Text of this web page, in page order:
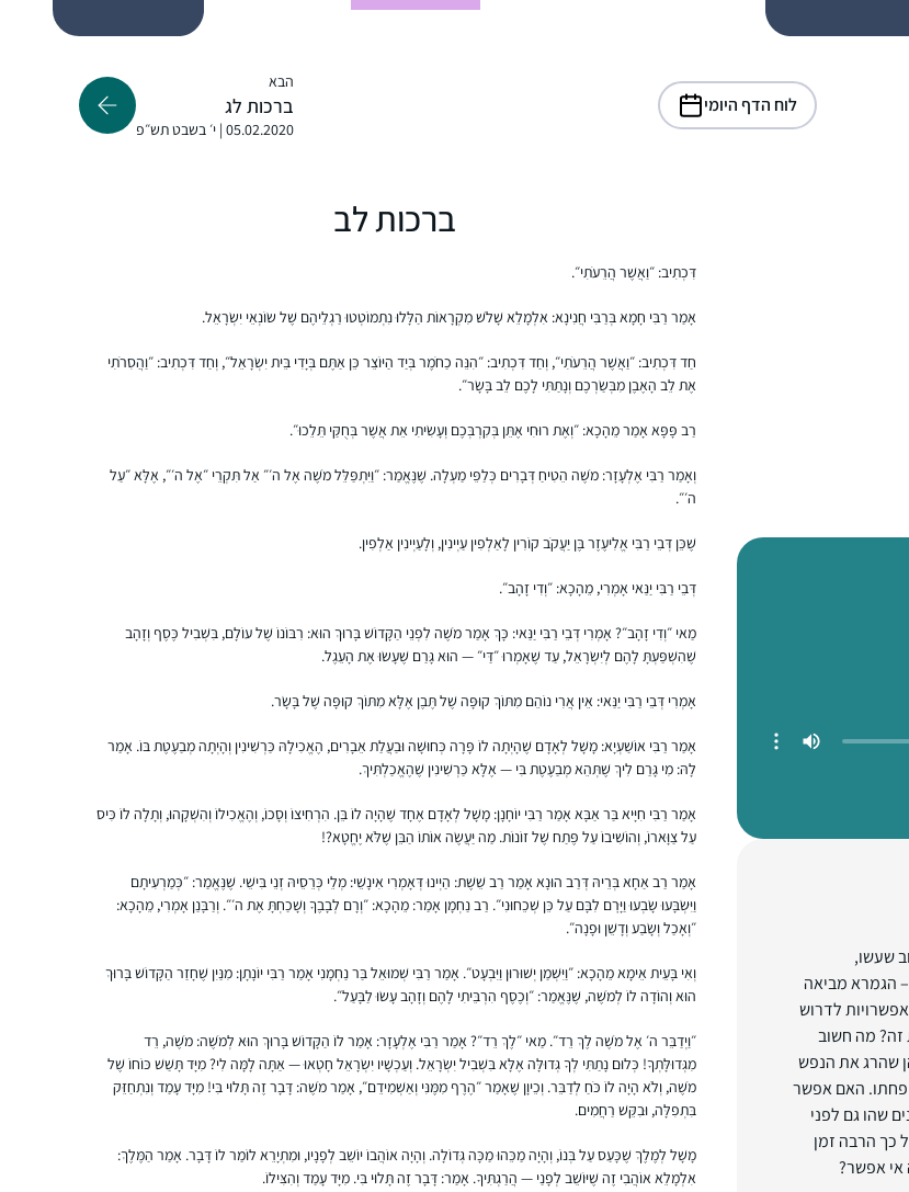
לוח הדף היומי
הבא
ברכות לג
05.02.2020 | י׳ בשבט תש״פ
שעשו,
הגמרא מביאה
לדרוש
זה? מה חשוב
שהרג את הנפש
פחתו. האם אפשר
שהו גם לפני
כך הרבה זמן
אי אפשר?
ברכות לב
דִּכְתִיב: ״וַאֲשֶׁר הֲרֵעֹתִי״.
אָמַר רַבִּי חָמָא בְּרַבִּי חֲנִינָא: אִלְמָלֵא שָׁלֹשׁ מִקְרָאוֹת הַלָּלוּ נִתְמוֹטְטוּ רַגְלֵיהֶם שֶׁל שׂוֹנְאֵי יִשְׂרָאֵל.
חַד דִּכְתִיב: ״וַאֲשֶׁר הֲרֵעֹתִי״, וְחַד דִּכְתִיב: ״הִנֵּה כַחֹמֶר בְּיַד הַיּוֹצֵר כֵּן אַתֶּם בְּיָדִי בֵּית יִשְׂרָאֵל״, וְחַד דִּכְתִיב: ״וַהֲסִרֹתִי
אֶת לֵב הָאֶבֶן מִבְּשַׂרְכֶם וְנָתַתִּי לָכֶם לֵב בָּשָׂר״.
רַב פָּפָּא אָמַר מֵהָכָא: ״וְאֶת רוּחִי אֶתֵּן בְּקִרְבְּכֶם וְעָשִׂיתִי אֵת אֲשֶׁר בְּחֻקַּי תֵּלֵכוּ״.
וְאָמַר רַבִּי אֶלְעָזָר: מֹשֶׁה הֵטִיחַ דְּבָרִים כְּלַפֵּי מַעְלָה. שֶׁנֶּאֱמַר: ״וַיִּתְפַּלֵּל מֹשֶׁה אֶל ה׳״ אַל תִּקְרֵי ״אֶל ה׳״, אֶלָּא ״עַל
ה׳״.
שֶׁכֵּן דְּבֵי רַבִּי אֱלִיעֶזֶר בֶּן יַעֲקֹב קוֹרִין לָאַלְפִין עַיְינִין, וְלָעַיְינִין אַלְפִין.
דְּבֵי רַבִּי יַנַּאי אָמְרִי, מֵהָכָא: ״וְדִי זָהָב״.
מַאי ״וְדִי זָהָב״? אָמְרִי דְּבֵי רַבִּי יַנַּאי: כָּךְ אָמַר מֹשֶׁה לִפְנֵי הַקָּדוֹשׁ בָּרוּךְ הוּא: רִבּוֹנוֹ שֶׁל עוֹלָם, בִּשְׁבִיל כֶּסֶף וְזָהָב
שֶׁהִשְׁפַּעְתָּ לָהֶם לְיִשְׂרָאֵל, עַד שֶׁאָמְרוּ ״דַּי״ — הוּא גָּרַם שֶׁעָשׂוּ אֶת הָעֵגֶל.
אָמְרִי דְּבֵי רַבִּי יַנַּאי: אֵין אֲרִי נוֹהֵם מִתּוֹךְ קוּפָּה שֶׁל תֶּבֶן אֶלָּא מִתּוֹךְ קוּפָּה שֶׁל בָּשָׂר.
אָמַר רַבִּי אוֹשַׁעְיָא: מָשָׁל לְאָדָם שֶׁהָיְתָה לוֹ פָּרָה כְּחוּשָׁה וּבַעֲלַת אֵבָרִים, הֶאֱכִילָהּ כַּרְשִׁינִין וְהָיְתָה מְבַעֶטֶת בּוֹ. אָמַר
לָהּ: מִי גָּרַם לִיךְ שֶׁתְּהֵא מְבַעֶטֶת בִּי — אֶלָּא כַּרְשִׁינִין שֶׁהֶאֱכַלְתִּיךְ.
אָמַר רַבִּי חִיָּיא בַּר אַבָּא אָמַר רַבִּי יוֹחָנָן: מָשָׁל לְאָדָם אֶחָד שֶׁהָיָה לוֹ בֵּן. הִרְחִיצוֹ וְסָכוֹ, וְהֶאֱכִילוֹ וְהִשְׁקָהוּ, וְתָלָה לוֹ כִּיס
עַל צַוָּארוֹ, וְהוֹשִׁיבוֹ עַל פֶּתַח שֶׁל זוֹנוֹת. מַה יַּעֲשֶׂה אוֹתוֹ הַבֵּן שֶׁלֹּא יֶחֱטָא?!
אָמַר רַב אַחָא בְּרֵיהּ דְּרַב הוּנָא אָמַר רַב שֵׁשֶׁת: הַיְינוּ דְּאָמְרִי אִינָשֵׁי: מְלֵי כְּרֵסֵיהּ זְנֵי בִּישֵׁי. שֶׁנֶּאֱמַר: ״כְּמַרְעִיתָם
וַיִּשְׂבָּעוּ שָׂבְעוּ וַיָּרׇם לִבָּם עַל כֵּן שְׁכֵחוּנִי״. רַב נַחְמָן אָמַר: מֵהָכָא: ״וְרָם לְבָבֶךָ וְשָׁכַחְתָּ אֶת ה׳״. וְרַבָּנַן אָמְרִי, מֵהָכָא:
״וְאָכַל וְשָׂבַע וְדָשֵׁן וּפָנָה״.
וְאִי בָּעֵית אֵימָא מֵהָכָא: ״וַיִּשְׁמַן יְשׁוּרוּן וַיִּבְעָט״. אָמַר רַבִּי שְׁמוּאֵל בַּר נַחְמָנִי אָמַר רַבִּי יוֹנָתָן: מִנַּיִן שֶׁחָזַר הַקָּדוֹשׁ בָּרוּךְ
הוּא וְהוֹדָה לוֹ לְמֹשֶׁה, שֶׁנֶּאֱמַר: ״וְכֶסֶף הִרְבֵּיתִי לָהֶם וְזָהָב עָשׂוּ לַבָּעַל״.
״וַיְדַבֵּר ה׳ אֶל מֹשֶׁה לֶךְ רֵד״. מַאי ״לֶךְ רֵד״? אָמַר רַבִּי אֶלְעָזָר: אָמַר לוֹ הַקָּדוֹשׁ בָּרוּךְ הוּא לְמֹשֶׁה: מֹשֶׁה, רֵד
מִגְּדוּלָּתְךָ! כְּלוּם נָתַתִּי לְךָ גְּדוּלָּה אֶלָּא בִּשְׁבִיל יִשְׂרָאֵל. וְעַכְשָׁיו יִשְׂרָאֵל חָטְאוּ — אַתָּה לָמָּה לִי? מִיָּד תָּשַׁשׁ כּוֹחוֹ שֶׁל
מֹשֶׁה, וְלֹא הָיָה לוֹ כֹּחַ לְדַבֵּר. וְכֵיוָן שֶׁאָמַר ״הֶרֶף מִמֶּנִּי וְאַשְׁמִידֵם״, אָמַר מֹשֶׁה: דָּבָר זֶה תָּלוּי בִּי! מִיָּד עָמַד וְנִתְחַזֵּק
בִּתְפִלָּה, וּבִקֵּשׁ רַחֲמִים.
מָשָׁל לְמֶלֶךְ שֶׁכָּעַס עַל בְּנוֹ, וְהָיָה מַכֵּהוּ מַכָּה גְּדוֹלָה. וְהָיָה אוֹהֲבוֹ יוֹשֵׁב לְפָנָיו, וּמִתְיָרֵא לוֹמַר לוֹ דָּבָר. אָמַר הַמֶּלֶךְ:
אִלְמָלֵא אוֹהֲבִי זֶה שֶׁיּוֹשֵׁב לְפָנַי — הֲרַגְתִּיךָ. אָמַר: דָּבָר זֶה תָּלוּי בִּי. מִיָּד עָמַד וְהִצִּילוֹ.
אמי שלי שסיימה את הש”ס בסבב הקודם ובעידוד